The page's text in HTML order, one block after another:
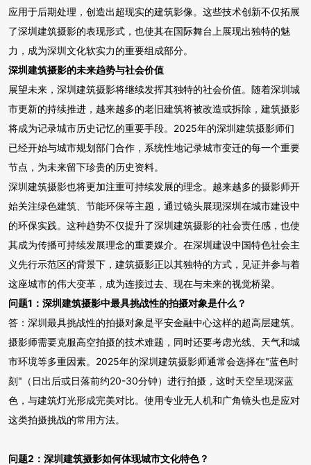
应用于后期处理，创造出超现实的建筑影像。这些技术创新不仅拓展
了深圳建筑摄影的表现形式，也使其在国际舞台上展现出独特的魅
力，成为深圳文化软实力的重要组成部分。
深圳建筑摄影的未来趋势与社会价值
展望未来，深圳建筑摄影将继续发挥其独特的社会价值。随着深圳城
市更新的持续推进，越来越多的老旧建筑将被改造或拆除，建筑摄影
将成为记录城市历史记忆的重要手段。2025年的深圳建筑摄影师们
已经开始与城市规划部门合作，系统性地记录城市变迁的每一个重要
节点，为未来留下珍贵的历史资料。
深圳建筑摄影也将更加注重可持续发展的理念。越来越多的摄影师开
始关注绿色建筑、节能环保等主题，通过镜头展现深圳在城市建设中
的环保实践。这种趋势不仅提升了深圳建筑摄影的社会责任感，也使
其成为传播可持续发展理念的重要媒介。在深圳建设中国特色社会主
义先行示范区的背景下，建筑摄影正以其独特的方式，见证并参与着
这座城市的伟大变革，成为连接过去、现在与未来的视觉桥梁。
问题1：深圳建筑摄影中最具挑战性的拍摄对象是什么？
答：深圳最具挑战性的拍摄对象是平安金融中心这样的超高层建筑。
摄影师需要克服高空拍摄的技术难题，同时还要考虑光线、天气和城
市环境等多重因素。2025年的深圳建筑摄影师通常会选择在"蓝色时
刻"（日出后或日落前约20-30分钟）进行拍摄，这时天空呈现深蓝
色，与建筑灯光形成完美对比。使用专业无人机和广角镜头也是应对
这类拍摄挑战的常用方法。
问题2：深圳建筑摄影如何体现城市文化特色？